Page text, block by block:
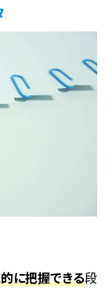
に把握できる段